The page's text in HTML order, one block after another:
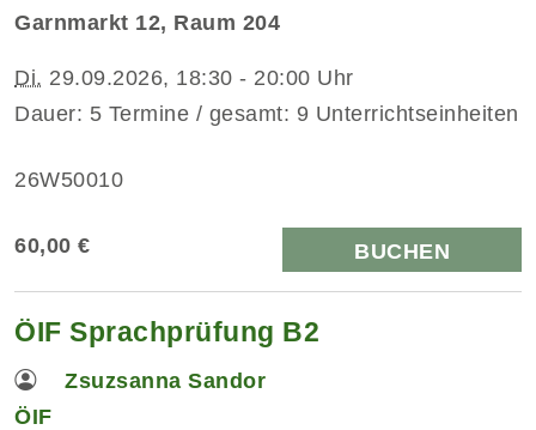
Garnmarkt 12, Raum 204
Di. 29.09.2026, 18:30 - 20:00 Uhr
Dauer: 5 Termine / gesamt: 9 Unterrichtseinheiten
26W50010
60,00 € BUCHEN
ÖIF Sprachprüfung B2
Zsuzsanna Sandor
ÖIF